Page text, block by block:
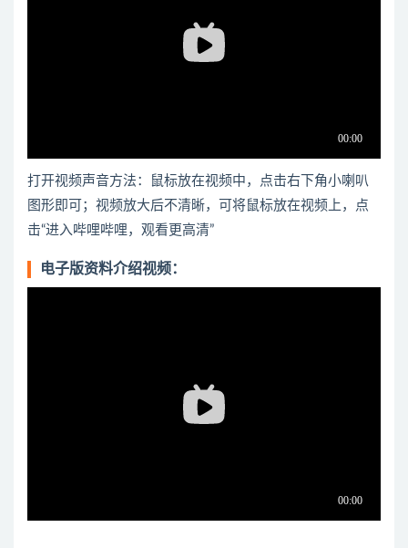
打开视频声音方法：鼠标放在视频中，点击右下角小喇叭
图形即可；视频放大后不清晰，可将鼠标放在视频上，点
击“进入哔哩哔哩，观看更高清”
电子版资料介绍视频：